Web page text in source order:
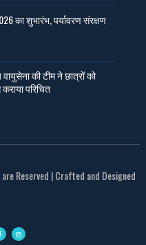
का शुभारंभ, पर्यावरण संरक्षण
की टीम ने छात्रों को
परिचित
Reserved | Crafted and Designed